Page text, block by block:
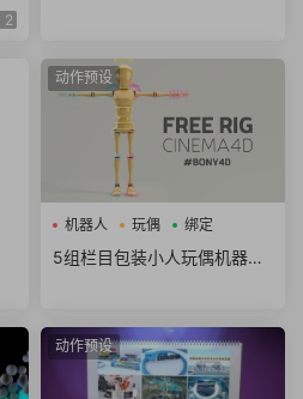
2
动作预设
机器人 玩偶 绑定
5组栏目包装小人玩偶机器人
动作预设